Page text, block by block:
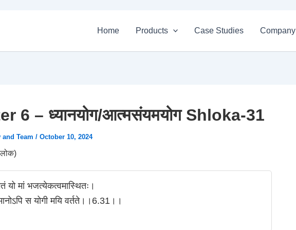
Home Products Case Studies Company
6 – ध्यानयोग/आत्मसंयमयोग Shloka-31
and Team / October 10, 2024
यो मां भजत्येकत्वमास्थितः।
स योगी मयि वर्तते।।6.31।।